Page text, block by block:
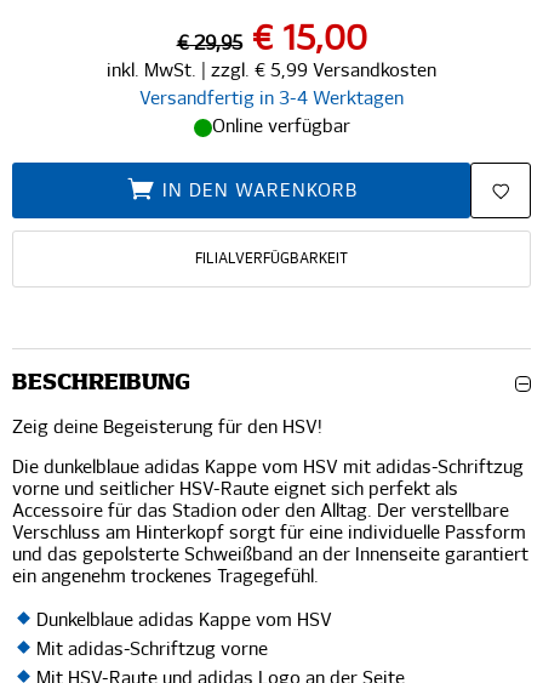
€ 29,95 € 15,00
inkl. MwSt. | zzgl. € 5,99 Versandkosten
Versandfertig in 3-4 Werktagen
Online verfügbar
IN DEN WARENKORB
FILIALVERFÜGBARKEIT
BESCHREIBUNG
Zeig deine Begeisterung für den HSV!
Die dunkelblaue adidas Kappe vom HSV mit adidas-Schriftzug
vorne und seitlicher HSV-Raute eignet sich perfekt als
Accessoire für das Stadion oder den Alltag. Der verstellbare
Verschluss am Hinterkopf sorgt für eine individuelle Passform
und das gepolsterte Schweißband an der Innenseite garantiert
ein angenehm trockenes Tragegefühl.
Dunkelblaue adidas Kappe vom HSV
Mit adidas-Schriftzug vorne
Mit HSV-Raute und adidas Logo an der Seite